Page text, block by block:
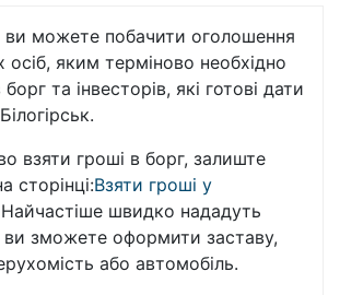
ви можете побачити оголошення
осіб, яким терміново необхідно
та інвесторів, які готові дати
взяти гроші в борг, залиште
сторінці:Взяти гроші у
швидко нададуть
зможете оформити заставу,
або автомобіль.